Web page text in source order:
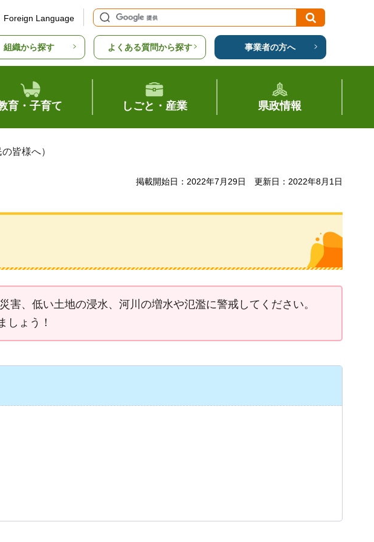
Foreign Language
組織から探す よくある質問から探す 事業者の方へ
育・子育て しごと・産業 県政情報
皆様へ）
掲載開始日：2022年7月29日 更新日：2022年8月1日
、低い土地の浸水、河川の増水や氾濫に警戒してください。
しょう！